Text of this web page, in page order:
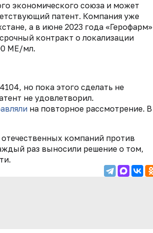
экономического союза и может
патент. Компания уже
а в июне 2023 года «Герофарм»
контракт о локализации
МЕ/мл.
но пока этого сделать не
не удовлетворил.
на повторное рассмотрение. В
компаний против
раз выносили решение о том,